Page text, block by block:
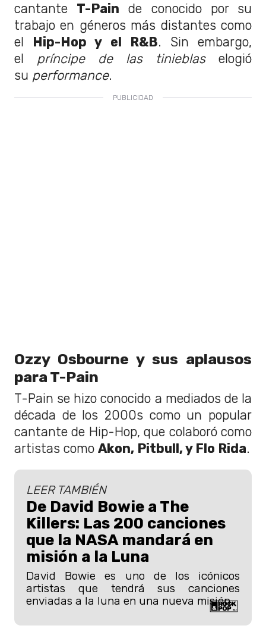
cantante T-Pain de conocido por su
trabajo en géneros más distantes como
el Hip-Hop y el R&B. Sin embargo,
el príncipe de las tinieblas elogió
su performance.
Ozzy Osbourne y sus aplausos
para T-Pain
T-Pain se hizo conocido a mediados de la
década de los 2000s como un popular
cantante de Hip-Hop, que colaboró como
artistas como Akon, Pitbull, y Flo Rida.
LEER TAMBIÉN
De David Bowie a The
Killers: Las 200 canciones
que la NASA mandará en
misión a la Luna
David Bowie es uno de los icónicos
artistas que tendrá sus canciones
enviadas a la luna en una nueva misión.